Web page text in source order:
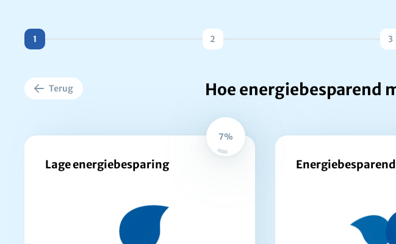
1 2 3
Terug Hoe energiebesparend
7%
Lage energiebesparing Energiebesparend